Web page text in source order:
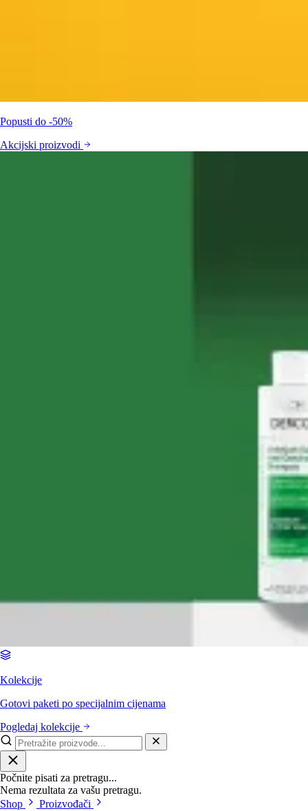
Popusti do -50%
Akcijski proizvodi
Kolekcije
Gotovi paketi po specijalnim cijenama
Pogledaj kolekcije
Počnite pisati za pretragu...
Nema rezultata za vašu pretragu.
Shop
Proizvođači